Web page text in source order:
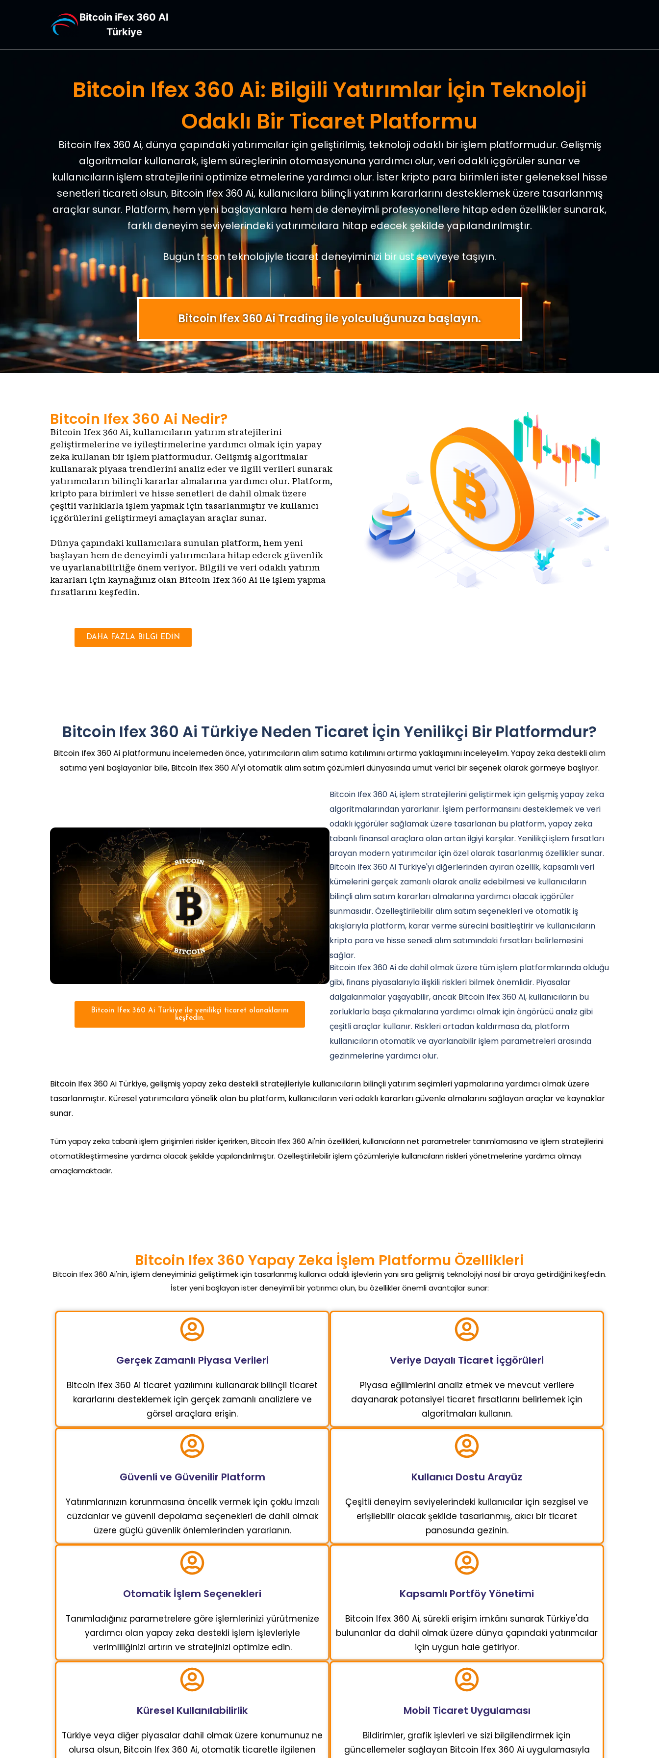
Bitcoin iFex 360 AI
Türkiye
Bitcoin Ifex 360 Ai: Bilgili Yatırımlar İçin Teknoloji
Odaklı Bir Ticaret Platformu
Bitcoin Ifex 360 Ai, dünya çapındaki yatırımcılar için geliştirilmiş, teknoloji odaklı bir işlem platformudur. Gelişmiş
algoritmalar kullanarak, işlem süreçlerinin otomasyonuna yardımcı olur, veri odaklı içgörüler sunar ve
kullanıcıların işlem stratejilerini optimize etmelerine yardımcı olur. İster kripto para birimleri ister geleneksel hisse
senetleri ticareti olsun, Bitcoin Ifex 360 Ai, kullanıcılara bilinçli yatırım kararlarını desteklemek üzere tasarlanmış
araçlar sunar. Platform, hem yeni başlayanlara hem de deneyimli profesyonellere hitap eden özellikler sunarak,
farklı deneyim seviyelerindeki yatırımcılara hitap edecek şekilde yapılandırılmıştır.
Bugün tr son teknolojiyle ticaret deneyiminizi bir üst seviyeye taşıyın.
Bitcoin Ifex 360 Ai Trading ile yolculuğunuza başlayın.
Bitcoin Ifex 360 Ai Nedir?
Bitcoin Ifex 360 Ai, kullanıcıların yatırım stratejilerini
geliştirmelerine ve iyileştirmelerine yardımcı olmak için yapay
zeka kullanan bir işlem platformudur. Gelişmiş algoritmalar
kullanarak piyasa trendlerini analiz eder ve ilgili verileri sunarak
yatırımcıların bilinçli kararlar almalarına yardımcı olur. Platform,
kripto para birimleri ve hisse senetleri de dahil olmak üzere
çeşitli varlıklarla işlem yapmak için tasarlanmıştır ve kullanıcı
içgörülerini geliştirmeyi amaçlayan araçlar sunar.
Dünya çapındaki kullanıcılara sunulan platform, hem yeni
başlayan hem de deneyimli yatırımcılara hitap ederek güvenlik
ve uyarlanabilirliğe önem veriyor. Bilgili ve veri odaklı yatırım
kararları için kaynağınız olan Bitcoin Ifex 360 Ai ile işlem yapma
fırsatlarını keşfedin.
DAHA FAZLA BİLGİ EDİN
Bitcoin Ifex 360 Ai Türkiye Neden Ticaret İçin Yenilikçi Bir Platformdur?
Bitcoin Ifex 360 Ai platformunu incelemeden önce, yatırımcıların alım satıma katılımını artırma yaklaşımını inceleyelim. Yapay zeka destekli alım
satıma yeni başlayanlar bile, Bitcoin Ifex 360 Ai'yi otomatik alım satım çözümleri dünyasında umut verici bir seçenek olarak görmeye başlıyor.
Bitcoin Ifex 360 Ai Türkiye ile yenilikçi ticaret olanaklarını
keşfedin.
Bitcoin Ifex 360 Ai, işlem stratejilerini geliştirmek için gelişmiş yapay zeka
algoritmalarından yararlanır. İşlem performansını desteklemek ve veri
odaklı içgörüler sağlamak üzere tasarlanan bu platform, yapay zeka
tabanlı finansal araçlara olan artan ilgiyi karşılar. Yenilikçi işlem fırsatları
arayan modern yatırımcılar için özel olarak tasarlanmış özellikler sunar.
Bitcoin Ifex 360 Ai Türkiye'yı diğerlerinden ayıran özellik, kapsamlı veri
kümelerini gerçek zamanlı olarak analiz edebilmesi ve kullanıcıların
bilinçli alım satım kararları almalarına yardımcı olacak içgörüler
sunmasıdır. Özelleştirilebilir alım satım seçenekleri ve otomatik iş
akışlarıyla platform, karar verme sürecini basitleştirir ve kullanıcıların
kripto para ve hisse senedi alım satımındaki fırsatları belirlemesini
sağlar.
Bitcoin Ifex 360 Ai de dahil olmak üzere tüm işlem platformlarında olduğu
gibi, finans piyasalarıyla ilişkili riskleri bilmek önemlidir. Piyasalar
dalgalanmalar yaşayabilir, ancak Bitcoin Ifex 360 Ai, kullanıcıların bu
zorluklarla başa çıkmalarına yardımcı olmak için öngörücü analiz gibi
çeşitli araçlar kullanır. Riskleri ortadan kaldırmasa da, platform
kullanıcıların otomatik ve ayarlanabilir işlem parametreleri arasında
gezinmelerine yardımcı olur.
Bitcoin Ifex 360 Ai Türkiye, gelişmiş yapay zeka destekli stratejileriyle kullanıcıların bilinçli yatırım seçimleri yapmalarına yardımcı olmak üzere
tasarlanmıştır. Küresel yatırımcılara yönelik olan bu platform, kullanıcıların veri odaklı kararları güvenle almalarını sağlayan araçlar ve kaynaklar
sunar.
Tüm yapay zeka tabanlı işlem girişimleri riskler içerirken, Bitcoin Ifex 360 Ai'nin özellikleri, kullanıcıların net parametreler tanımlamasına ve işlem stratejilerini
otomatikleştirmesine yardımcı olacak şekilde yapılandırılmıştır. Özelleştirilebilir işlem çözümleriyle kullanıcıların riskleri yönetmelerine yardımcı olmayı
amaçlamaktadır.
Bitcoin Ifex 360 Yapay Zeka İşlem Platformu Özellikleri
Bitcoin Ifex 360 Ai'nin, işlem deneyiminizi geliştirmek için tasarlanmış kullanıcı odaklı işlevlerin yanı sıra gelişmiş teknolojiyi nasıl bir araya getirdiğini keşfedin.
İster yeni başlayan ister deneyimli bir yatırımcı olun, bu özellikler önemli avantajlar sunar:
Gerçek Zamanlı Piyasa Verileri
Bitcoin Ifex 360 Ai ticaret yazılımını kullanarak bilinçli ticaret
kararlarını desteklemek için gerçek zamanlı analizlere ve
görsel araçlara erişin.
Veriye Dayalı Ticaret İçgörüleri
Piyasa eğilimlerini analiz etmek ve mevcut verilere
dayanarak potansiyel ticaret fırsatlarını belirlemek için
algoritmaları kullanın.
Güvenli ve Güvenilir Platform
Yatırımlarınızın korunmasına öncelik vermek için çoklu imzalı
cüzdanlar ve güvenli depolama seçenekleri de dahil olmak
üzere güçlü güvenlik önlemlerinden yararlanın.
Kullanıcı Dostu Arayüz
Çeşitli deneyim seviyelerindeki kullanıcılar için sezgisel ve
erişilebilir olacak şekilde tasarlanmış, akıcı bir ticaret
panosunda gezinin.
Otomatik İşlem Seçenekleri
Tanımladığınız parametrelere göre işlemlerinizi yürütmenize
yardımcı olan yapay zeka destekli işlem işlevleriyle
verimliliğinizi artırın ve stratejinizi optimize edin.
Kapsamlı Portföy Yönetimi
Bitcoin Ifex 360 Ai, sürekli erişim imkânı sunarak Türkiye'da
bulunanlar da dahil olmak üzere dünya çapındaki yatırımcılar
için uygun hale getiriyor.
Küresel Kullanılabilirlik
Türkiye veya diğer piyasalar dahil olmak üzere konumunuz ne
olursa olsun, Bitcoin Ifex 360 Ai, otomatik ticaretle ilgilenen
Mobil Ticaret Uygulaması
Bildirimler, grafik işlevleri ve sizi bilgilendirmek için
güncellemeler sağlayan Bitcoin Ifex 360 Ai uygulamasıyla